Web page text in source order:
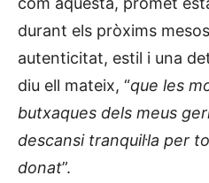
durant els pròxims
autenticitat, estil i una
diu ell mateix, “que les
butxaques dels meus
descansi tranquil·la per
donat”.